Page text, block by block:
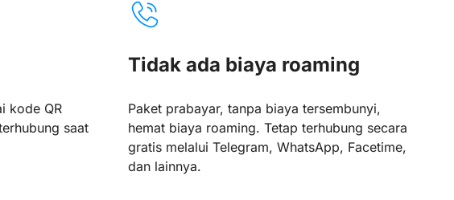
kode QR
saat
Tidak ada biaya roaming
Paket prabayar, tanpa biaya tersembunyi,
hemat biaya roaming. Tetap terhubung secara
gratis melalui Telegram, WhatsApp, Facetime,
dan lainnya.